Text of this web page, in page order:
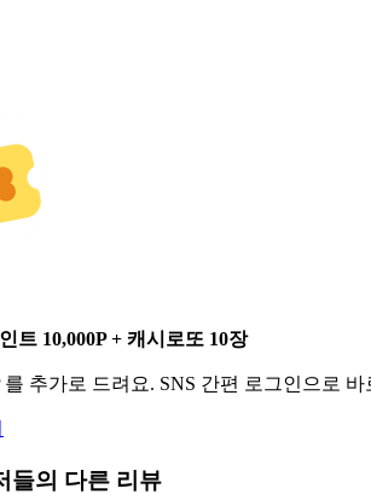
트 10,000P + 캐시로또 10장
를 추가로 드려요. SNS 간편 로그인으로
들의 다른 리뷰